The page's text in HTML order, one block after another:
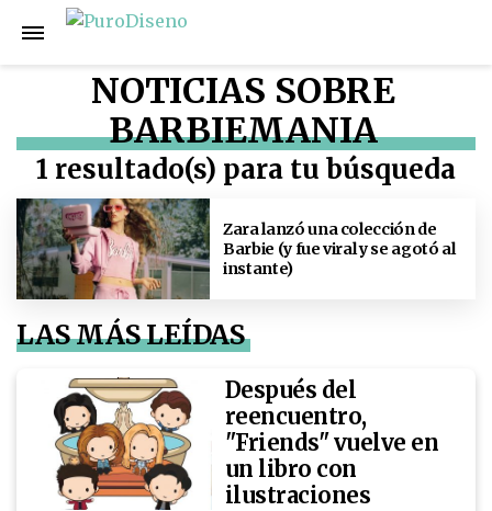
NOTICIAS SOBRE
BARBIEMANIA
1 resultado(s) para tu búsqueda
Zara lanzó una colección de
Barbie (y fue viral y se agotó al
instante)
LAS MÁS LEÍDAS
Después del
reencuentro,
"Friends" vuelve en
un libro con
ilustraciones